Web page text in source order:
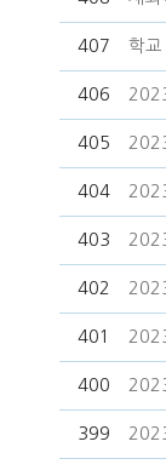
407 학교
406
405
404
403
402
401
400
399